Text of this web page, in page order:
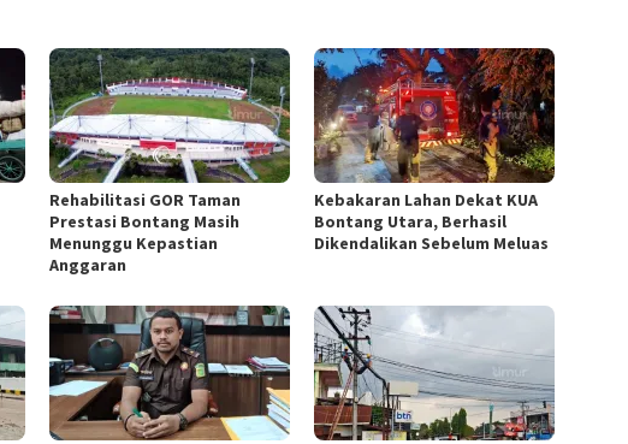
Rehabilitasi GOR Taman
Prestasi Bontang Masih
Menunggu Kepastian
Anggaran
Kebakaran Lahan Dekat KUA
Bontang Utara, Berhasil
Dikendalikan Sebelum Meluas